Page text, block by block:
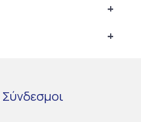
+
+
Σύνδεσμοι